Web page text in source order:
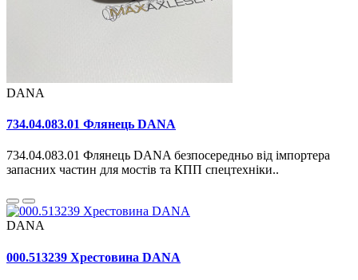
DANA
734.04.083.01 Флянець DANA
734.04.083.01 Флянець DANA безпосередньо від імпортера
запасних частин для мостів та КПП спецтехніки..
DANA
000.513239 Хрестовина DANA